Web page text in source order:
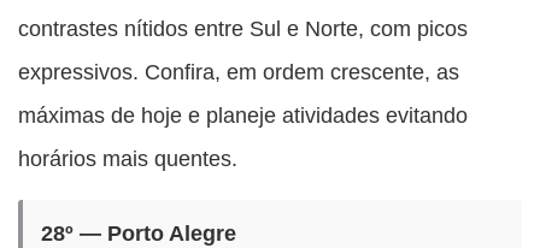
contrastes nítidos entre Sul e Norte, com picos
expressivos. Confira, em ordem crescente, as
máximas de hoje e planeje atividades evitando
horários mais quentes.
28º — Porto Alegre